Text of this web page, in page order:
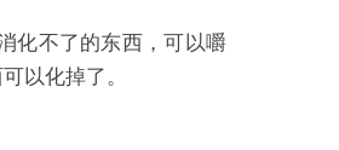
化不了的东西，可以嚼
以化掉了。